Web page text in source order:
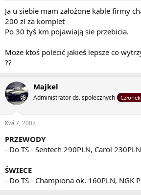
Ja u siebie mam założone kable firmy
200 zl za komplet
Po 30 tyś km pojawiają sie przebicia.
Może ktoś polecić jakieś lepsze co
??
Majkel
Administrator ds. społecznych
Kwi 7, 2007
PRZEWODY
- Do TS - Sentech 290PLN, Carol 230PLN
ŚWIECE
- Do TS - Championa ok. 160PLN, NGK